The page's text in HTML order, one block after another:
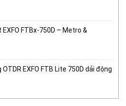
EXFO FTBx-750D – Metro &
OTDR EXFO FTB Lite 750D dải động